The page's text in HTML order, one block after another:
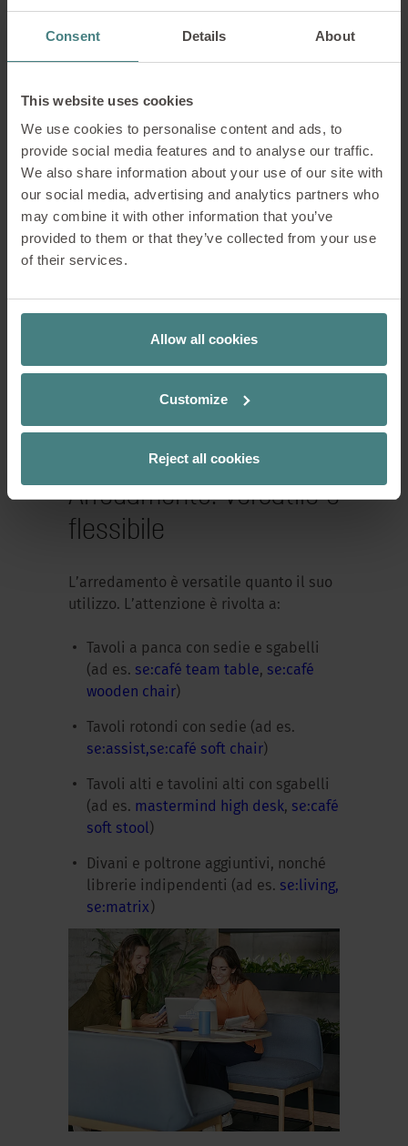
Consent Details About
This website uses cookies
We use cookies to personalise content and ads, to
provide social media features and to analyse our traffic.
We also share information about your use of our site with
our social media, advertising and analytics partners who
may combine it with other information that you’ve
provided to them or that they’ve collected from your use
of their services.
Allow all cookies
Customize
Reject all cookies
La suddivisione in zone all’interno del
Work Café crea diversi gradi di apertura,
privati. Ciò significa che c’è un rifugio
adatto per ogni situazione di utilizzo:
lavoro individuale informale, lavoro di
squadra, presentazioni o relax.
Arredamento: versatile e
flessibile
L’arredamento è versatile quanto il suo
utilizzo. L’attenzione è rivolta a:
Tavoli a panca con sedie e sgabelli
(ad es. se:café team table, se:café
wooden chair)
Tavoli rotondi con sedie (ad es.
se:assist,se:café soft chair)
Tavoli alti e tavolini alti con sgabelli
(ad es. mastermind high desk, se:café
soft stool)
Divani e poltrone aggiuntivi, nonché
librerie indipendenti (ad es. se:living,
se:matrix )